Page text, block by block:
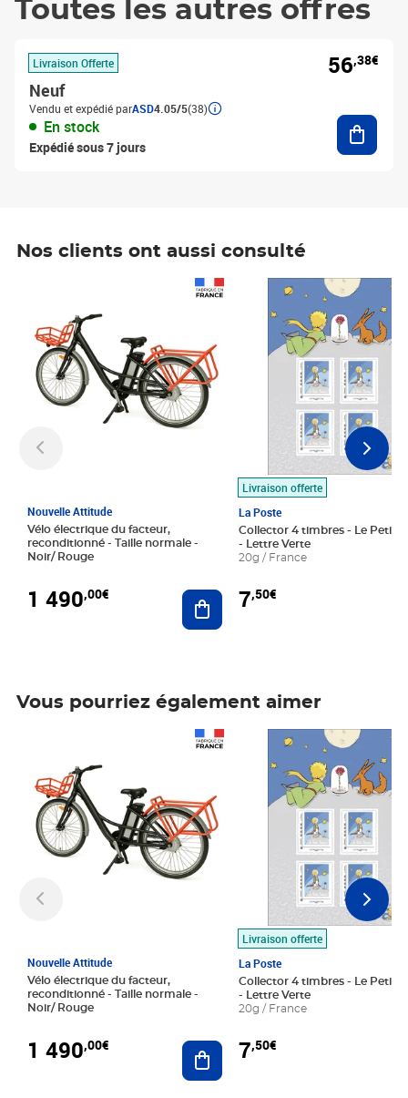
Toutes les autres offres
Livraison Offerte
Neuf
Vendu et expédié parASD4.05/5(38)
En stock
Expédié sous 7 jours
56,38€
Nos clients ont aussi consulté
Nouvelle Attitude
Vélo électrique du facteur,
reconditionné - Taille normale -
Noir/ Rouge
1 490,00€ Ajouter au panier
Livraison offerte
La Poste
Collector 4 timbres - Le Petit
- Lettre Verte
20g / France
7,50€
Prix 7,50€
Vous pourriez également aimer
Nouvelle Attitude
Vélo électrique du facteur,
reconditionné - Taille normale -
Noir/ Rouge
1 490,00€ Ajouter au panier
Livraison offerte
La Poste
Collector 4 timbres - Le Petit
- Lettre Verte
20g / France
7,50€
Prix 7,50€